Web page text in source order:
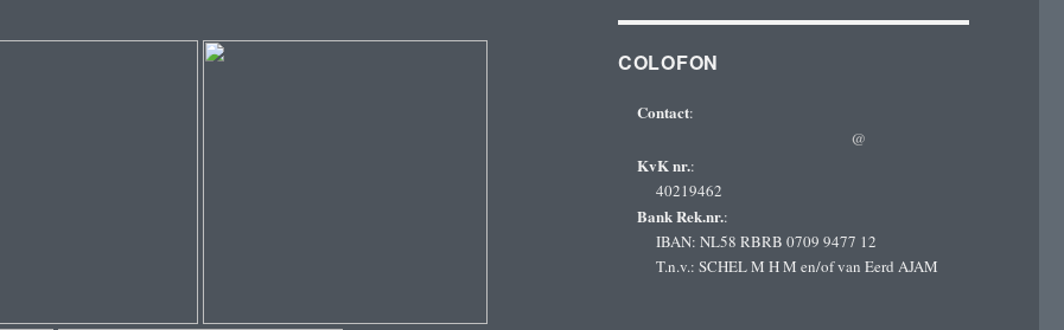
COLOFON
Contact:
@
KvK nr.:
40219462
Bank Rek.nr.:
IBAN: NL58 RBRB 0709 9477 12
T.n.v.: SCHEL M H M en/of van Eerd AJAM